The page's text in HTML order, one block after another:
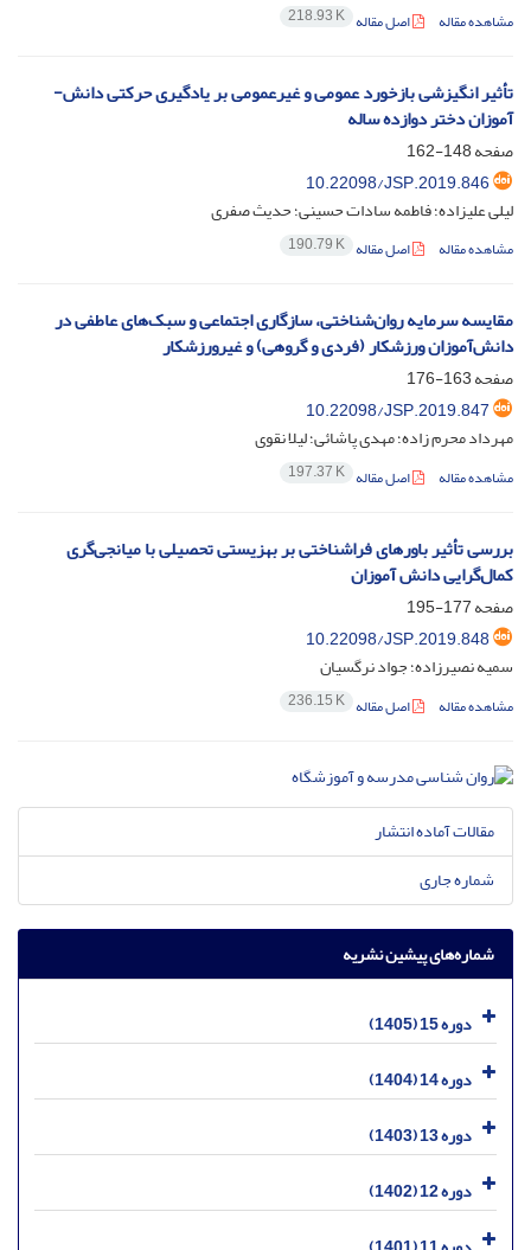
مشاهده مقاله اصل مقاله 218.93 K
تأثیر انگیزشی بازخورد عمومی و غیرعمومی بر یادگیری حرکتی دانش-
آموزان دختر دوازده ساله
صفحه148-162
10.22098/JSP.2019.846
لیلی علیزاده؛ فاطمه سادات حسینی؛ حدیث صفری
مشاهده مقاله اصل مقاله 190.79 K
مقایسه سرمایه روان‌شناختی، سازگاری اجتماعی و سبک‌های عاطفی در
دانش‌آموزان ورزشکار (فردی و گروهی) و غیرورزشکار
صفحه163-176
10.22098/JSP.2019.847
مهرداد محرم زاده؛ مهدی پاشائی؛ لیلا نقوی
مشاهده مقاله اصل مقاله 197.37 K
بررسی تأثیر باورهای فراشناختی بر بهزیستی تحصیلی با میانجی‌گری
کمال‌گرایی دانش آموزان
صفحه177-195
10.22098/JSP.2019.848
سمیه نصیرزاده؛ جواد نرگسیان
مشاهده مقاله اصل مقاله 236.15 K
مقالات آماده انتشار
شماره جاری
شماره‌های پیشین نشریه
دوره 15 (1405)
دوره 14 (1404)
دوره 13 (1403)
دوره 12 (1402)